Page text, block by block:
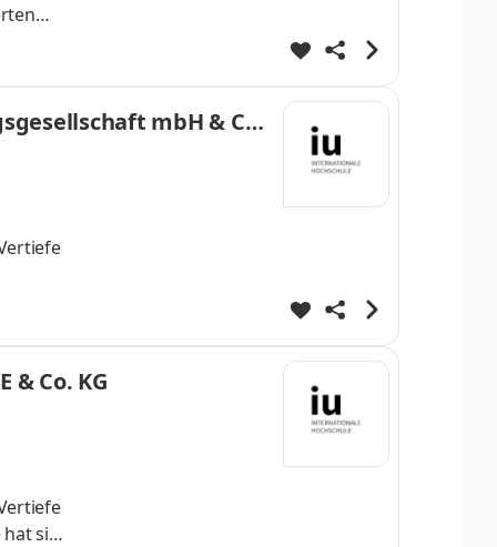
– WIR
mbH & Co.
& Co. KG
sich